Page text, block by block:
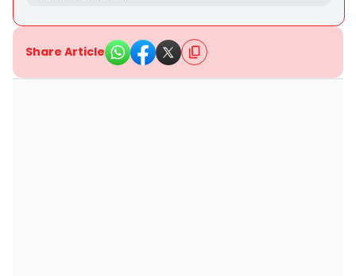
Share Article